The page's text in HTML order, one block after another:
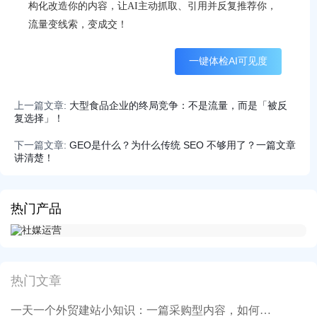
热门产品
热门文章
一天一个外贸建站小知识：一篇采购型内容，如何同时满足 Google SEO + 客户阅读 + 销售转化？
构化改造你的内容，让AI主动抓取、引用并反复推荐你，
流量变线索，变成交！
一键体检AI可见度
上一篇文章: 大型食品企业的终局竞争：不是流量，而是「被反
复选择」！
下一篇文章: GEO是什么？为什么传统 SEO 不够用了？一篇文章
讲清楚！